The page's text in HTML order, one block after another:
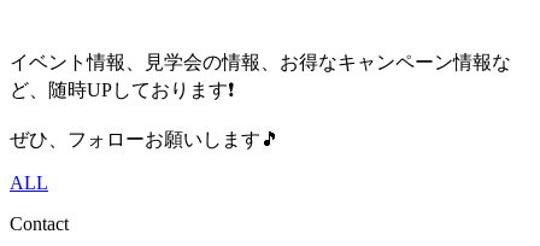
イベント情報、見学会の情報、お得なキャンペーン情報な
ど、随時UPしております❗️
ぜひ、フォローお願いします🎵
ALL
Contact